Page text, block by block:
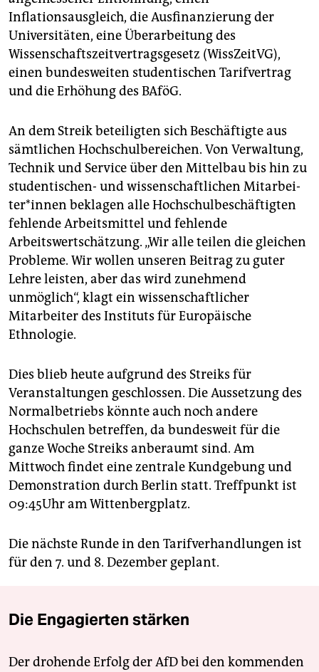
Inflationsausgleich, die Ausfinanzierung der
Universitäten, eine Überarbeitung des
Wissenschaftszeitvertragsgesetz (WissZeitVG),
einen bundesweiten studentischen Tarifvertrag
und die Erhöhung des BAföG.
An dem Streik beteiligten sich Beschäftigte aus
sämtlichen Hochschulbereichen. Von Verwaltung,
Technik und Service über den Mittelbau bis hin zu
studentischen- und wissenschaftlichen Mit­ar­bei­
te­r*in­nen beklagen alle Hochschulbeschäftigten
fehlende Arbeitsmittel und fehlende
Arbeitswertschätzung. „Wir alle teilen die gleichen
Probleme. Wir wollen unseren Beitrag zu guter
Lehre leisten, aber das wird zunehmend
unmöglich“, klagt ein wissenschaftlicher
Mitarbeiter des Instituts für Europäische
Ethnologie.
Dies blieb heute aufgrund des Streiks für
Veranstaltungen geschlossen. Die Aussetzung des
Normalbetriebs könnte auch noch andere
Hochschulen betreffen, da bundesweit für die
ganze Woche Streiks anberaumt sind. Am
Mittwoch findet eine zentrale Kundgebung und
Demonstration durch Berlin statt. Treffpunkt ist
09:45Uhr am Wittenbergplatz.
Die nächste Runde in den Tarifverhandlungen ist
für den 7. und 8. Dezember geplant.
Die Engagierten stärken
Der drohende Erfolg der AfD bei den kommenden